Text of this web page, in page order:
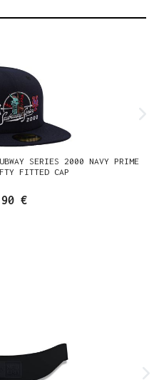
SERIES 2000 NAVY PRIME
FITTED CAP
€